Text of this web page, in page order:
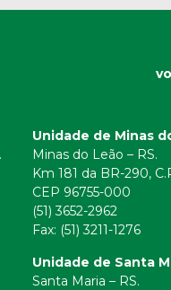
Unidade de Minas
Minas do Leão – RS.
Km 181 da BR-290,
CEP 96755-000
(51) 3652-2962
Fax: (51) 3211-1276
Unidade de Santa
Santa Maria – RS.